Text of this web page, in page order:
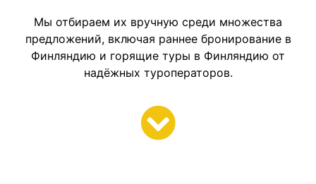
Мы отбираем их вручную среди множества
предложений, включая раннее бронирование в
Финляндию и горящие туры в Финляндию от
надёжных туроператоров.